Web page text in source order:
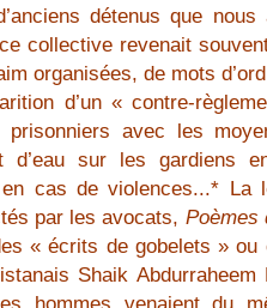
détenus que
collective revenait
organisées, de mots
d’un « contre-
prisonniers avec les
d’eau sur les gardiens
en cas de violences...* La
par les avocats, Poèmes
« écrits de gobelets »
Shaik